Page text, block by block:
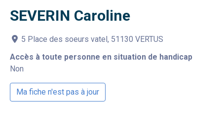
SEVERIN Caroline
5 Place des soeurs vatel, 51130 VERTUS
Accès à toute personne en situation de handicap
Non
Ma fiche n'est pas à jour